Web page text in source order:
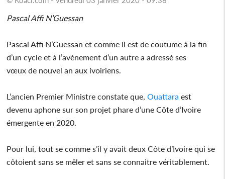
Pascal Affi N’Guessan
Pascal Affi N’Guessan et comme il est de coutume à la fin
d’un cycle et à l’avènement d’un autre a adressé ses
vœux de nouvel an aux ivoiriens.
L’ancien Premier Ministre constate que,Ouattara est
devenu aphone sur son projet phare d’une Côte d’Ivoire
émergente en 2020.
Pour lui, tout se comme s’il y avait deux Côte d’Ivoire qui se
côtoient sans se mêler et sans se connaitre véritablement.